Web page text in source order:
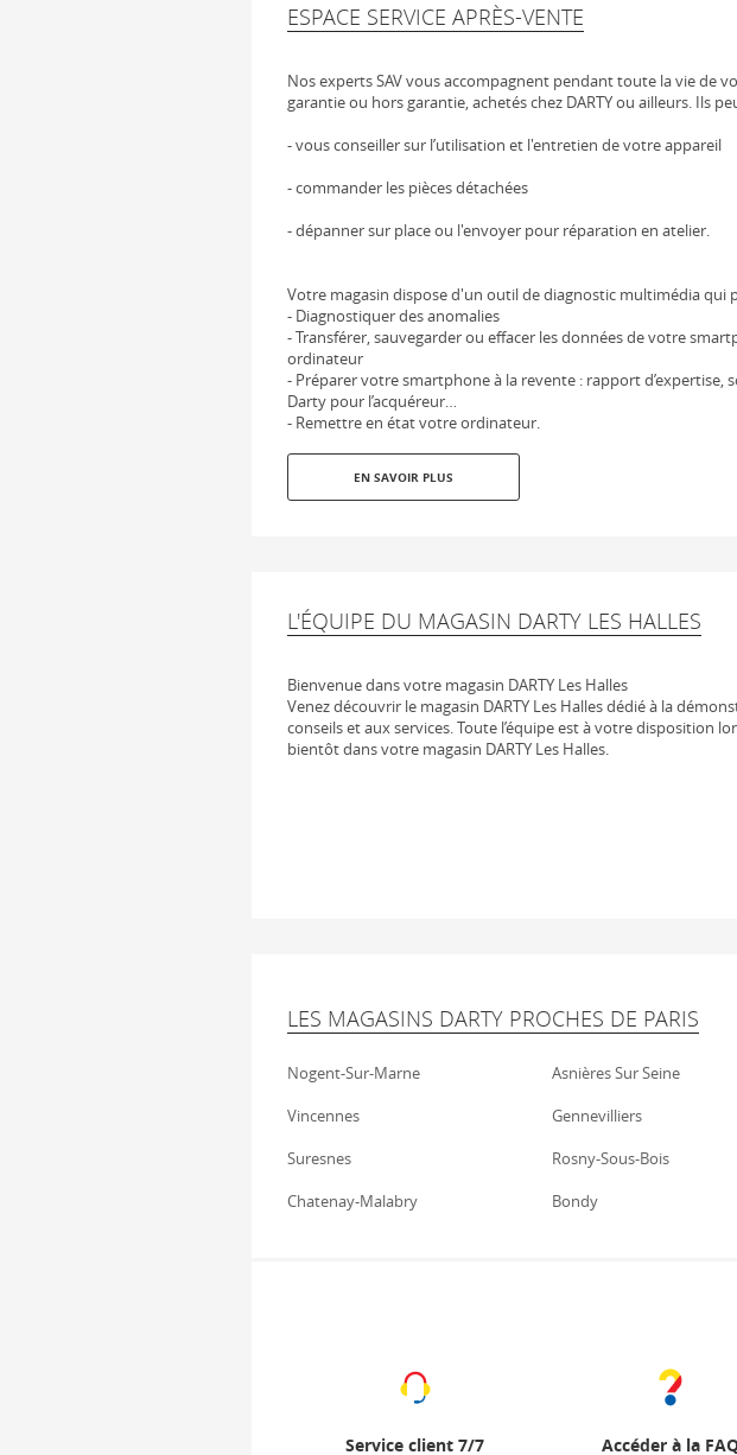
ESPACE SERVICE APRÈS-VENTE
Nos experts SAV vous accompagnent pendant toute la vie de
garantie ou hors garantie, achetés chez DARTY ou ailleurs. Ils
- vous conseiller sur l’utilisation et l'entretien de votre appareil
- commander les pièces détachées
- dépanner sur place ou l'envoyer pour réparation en atelier.
Votre magasin dispose d'un outil de diagnostic multimédia qui
- Diagnostiquer des anomalies
- Transférer, sauvegarder ou effacer les données de votre
ordinateur
- Préparer votre smartphone à la revente : rapport d’expertise,
Darty pour l’acquéreur…
- Remettre en état votre ordinateur.
EN SAVOIR PLUS
L'ÉQUIPE DU MAGASIN DARTY LES HALLES
Bienvenue dans votre magasin DARTY Les Halles
Venez découvrir le magasin DARTY Les Halles dédié à la
conseils et aux services. Toute l’équipe est à votre disposition
bientôt dans votre magasin DARTY Les Halles.
LES MAGASINS DARTY PROCHES DE PARIS
Nogent-Sur-Marne Asnières Sur Seine
Vincennes
Gennevilliers
Suresnes
Rosny-Sous-Bois
Chatenay-Malabry
Bondy
Service client 7/7 Accéder à la